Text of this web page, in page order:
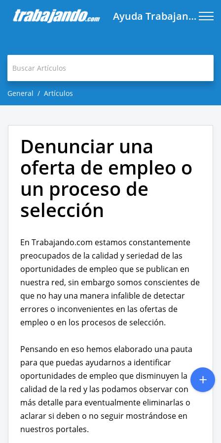
Ayuda Trabajando.com
General Artículos
Denunciar una
oferta de empleo o
un proceso de
selección
En Trabajando.com estamos constantemente
preocupados de la calidad y seriedad de las
oportunidades de empleo que se publican en
nuestra red, sin embargo somos conscientes de
que no hay una manera infalible de detectar
errores o inconvenientes en las ofertas de
empleo o en los procesos de selección.
Pensando en eso hemos elaborado una pauta
para que puedas ayudarnos a identificar
oportunidades de empleo que disminuyen la
calidad de la red y las podamos observar con
más detalle para eventualmente eliminarlas o
aclarar si deben o no seguir mostrándose en
nuestros portales.